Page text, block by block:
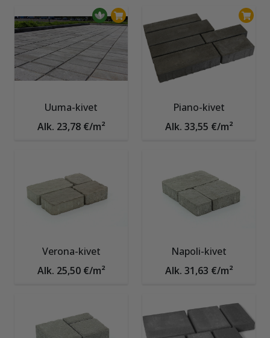
Uuma-kivet
Alk. 23,78 €/m²
Piano-kivet
Alk. 33,55 €/m²
Verona-kivet
Alk. 25,50 €/m²
Napoli-kivet
Alk. 31,63 €/m²